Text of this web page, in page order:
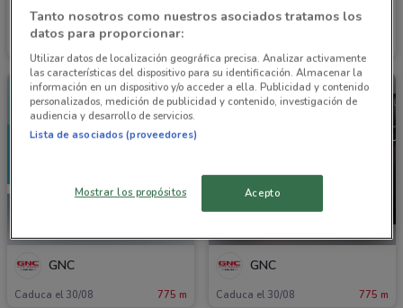
GNC GNC
GNC
Caduca el 30/08 775 m
GNC
Caduca el 30/08 775 m
Tanto nosotros como nuestros asociados tratamos los
datos para proporcionar:
Utilizar datos de localización geográfica precisa. Analizar activamente
las características del dispositivo para su identificación. Almacenar la
información en un dispositivo y/o acceder a ella. Publicidad y contenido
personalizados, medición de publicidad y contenido, investigación de
audiencia y desarrollo de servicios.
Lista de asociados (proveedores)
Mostrar los propósitos Acepto